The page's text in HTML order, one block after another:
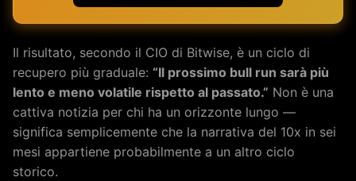
Il risultato, secondo il CIO di Bitwise, è un ciclo di
recupero più graduale: “Il prossimo bull run sarà più
lento e meno volatile rispetto al passato.” Non è una
cattiva notizia per chi ha un orizzonte lungo —
significa semplicemente che la narrativa del 10x in sei
mesi appartiene probabilmente a un altro ciclo
storico.